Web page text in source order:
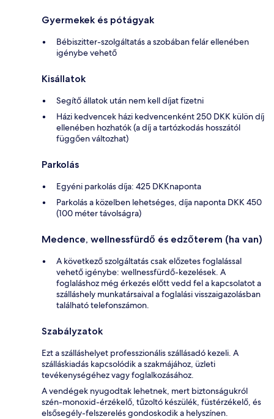
Gyermekek és pótágyak
Bébiszitter-szolgáltatás a szobában felár ellenében
igénybe vehető
Kisállatok
Segítő állatok után nem kell díjat fizetni
Házi kedvencek házi kedvencenként 250 DKK külön díj
ellenében hozhatók (a díj a tartózkodás hosszától
függően változhat)
Parkolás
Egyéni parkolás díja: 425 DKKnaponta
Parkolás a közelben lehetséges, díja naponta DKK 450
(100 méter távolságra)
Medence, wellnessfürdő és edzőterem (ha van)
A következő szolgáltatás csak előzetes foglalással
vehető igénybe: wellnessfürdő-kezelések. A
foglaláshoz még érkezés előtt vedd fel a kapcsolatot a
szálláshely munkatársaival a foglalási visszaigazolásban
található telefonszámon.
Szabályzatok
Ezt a szálláshelyet professzionális szállásadó kezeli. A
szálláskiadás kapcsolódik a szakmájához, üzleti
tevékenységéhez vagy foglalkozásához.
A vendégek nyugodtak lehetnek, mert biztonságukról
szén-monoxid-érzékelő, tűzoltó készülék, füstérzékelő, és
elsősegély-felszerelés gondoskodik a helyszínen.